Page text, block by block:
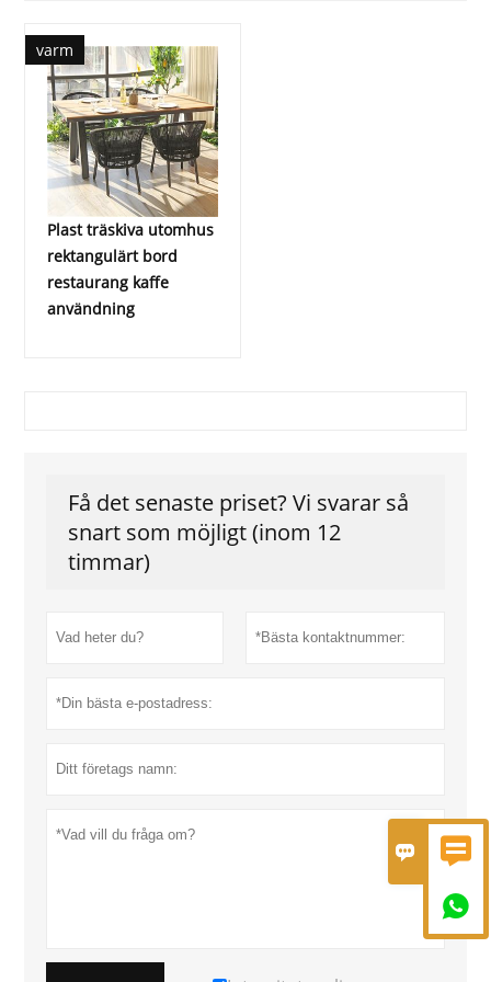
 

varm
Plast träskiva utomhus
rektangulärt bord
restaurang kaffe
användning
Få det senaste priset? Vi svarar så
snart som möjligt (inom 12
timmar)